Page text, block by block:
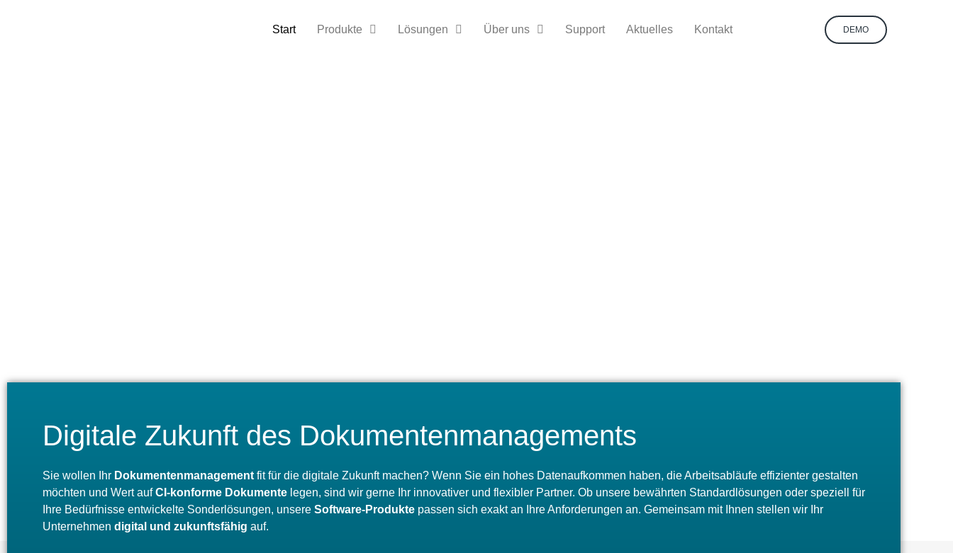
Start Produkte Lösungen Über uns Support Aktuelles Kontakt DEMO
Digitale Zukunft des Dokumentenmanagements
Sie wollen Ihr Dokumentenmanagement fit für die digitale Zukunft machen? Wenn Sie ein hohes Datenaufkommen haben, die Arbeitsabläufe effizienter gestalten
möchten und Wert aufCI-konforme Dokumente legen, sind wir gerne Ihr innovativer und flexibler Partner. Ob unsere bewährten Standardlösungen oder speziell für
Ihre Bedürfnisse entwickelte Sonderlösungen, unsere Software-Produkte passen sich exakt an Ihre Anforderungen an. Gemeinsam mit Ihnen stellen wir Ihr
Unternehmen digital und zukunftsfähig auf.